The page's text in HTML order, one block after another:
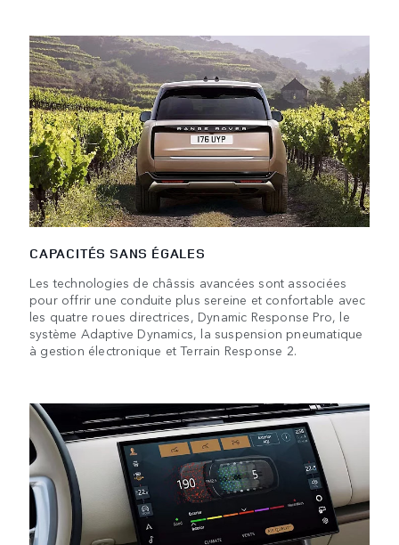
CAPACITÉS SANS ÉGALES
Les technologies de châssis avancées sont associées
pour offrir une conduite plus sereine et confortable avec
les quatre roues directrices, Dynamic Response Pro, le
système Adaptive Dynamics, la suspension pneumatique
à gestion électronique et Terrain Response 2.